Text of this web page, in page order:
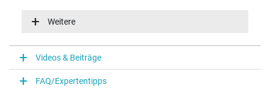
100-240V / 50-60Hz
Notebook Stecker
Steckertyp / -form
Weitere
Videos & Beiträge
FAQ/Expertentipps